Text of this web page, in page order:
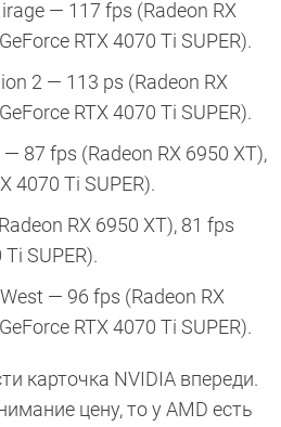
— 117 fps (Radeon RX
RTX 4070 Ti SUPER).
2 — 113 ps (Radeon RX
RTX 4070 Ti SUPER).
87 fps (Radeon RX 6950 XT),
4070 Ti SUPER).
RX 6950 XT), 81 fps
SUPER).
— 96 fps (Radeon RX
RTX 4070 Ti SUPER).
карточка NVIDIA впереди.
цену, то у AMD есть